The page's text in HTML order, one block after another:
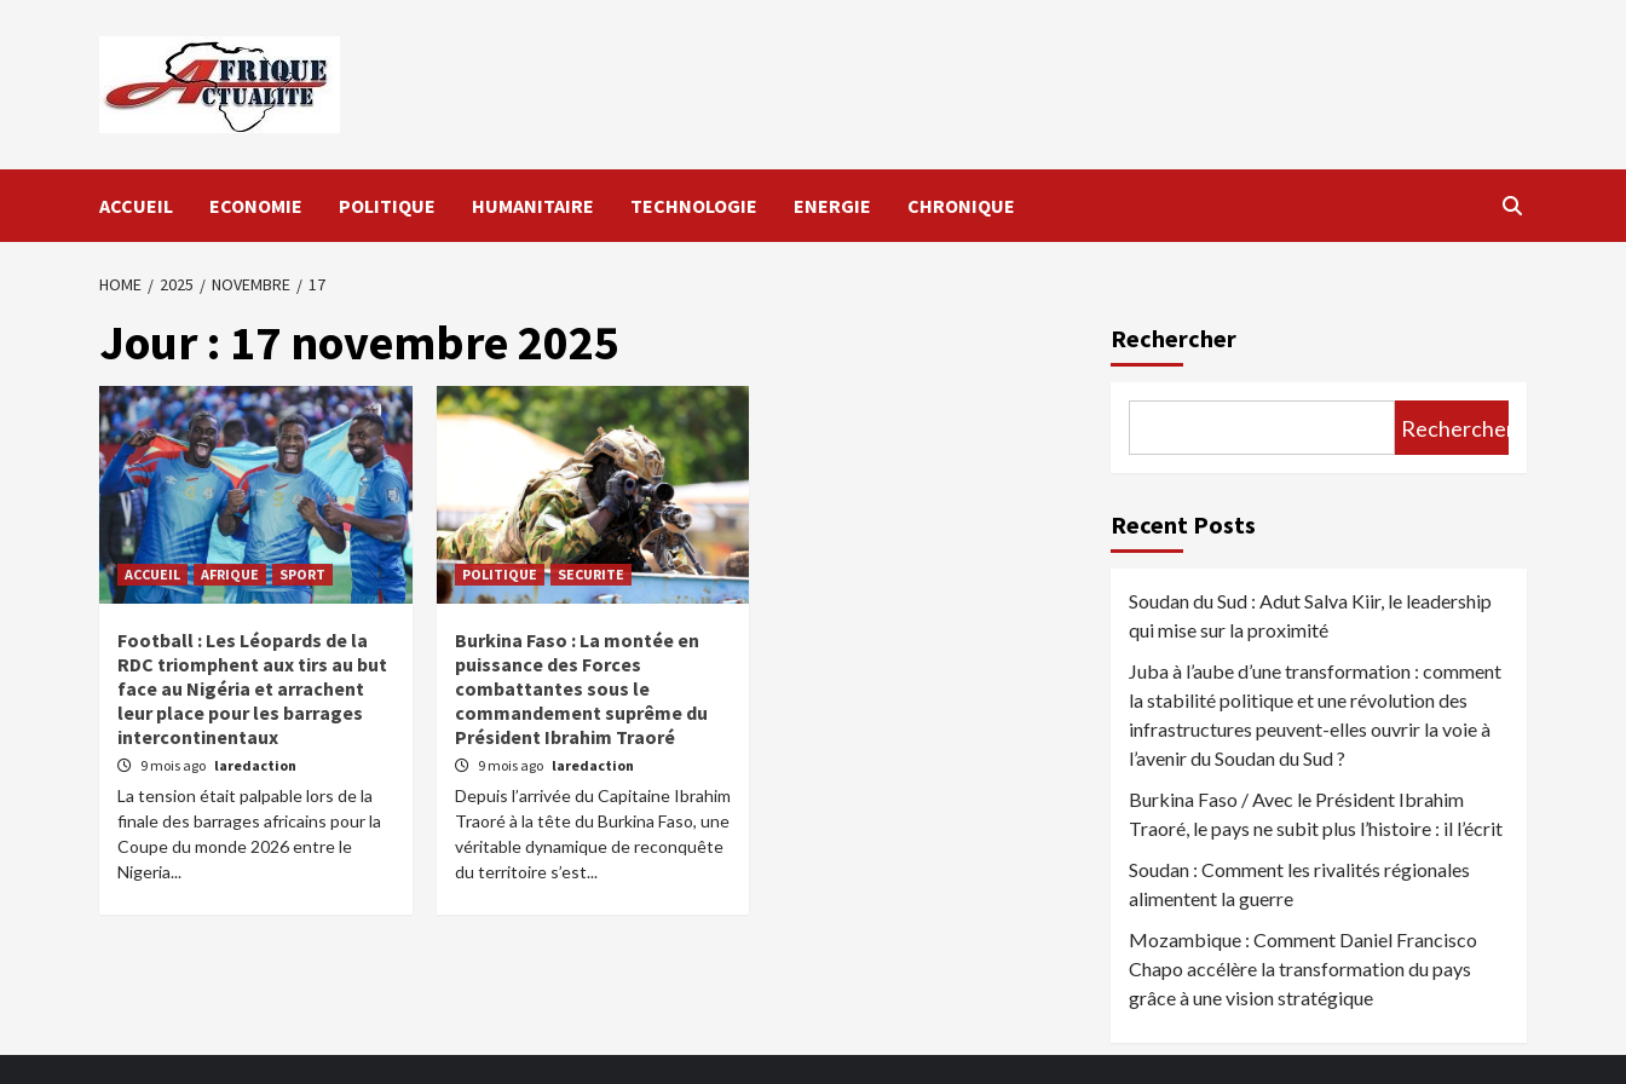
ACCUEIL ECONOMIE POLITIQUE HUMANITAIRE TECHNOLOGIE ENERGIE CHRONIQUE
HOME 2025 NOVEMBRE 17
Jour : 17 novembre 2025
ACCUEIL AFRIQUE SPORT
Football : Les Léopards de la
RDC triomphent aux tirs au but
face au Nigéria et arrachent
leur place pour les barrages
intercontinentaux
9 mois ago laredaction
La tension était palpable lors de la
finale des barrages africains pour la
Coupe du monde 2026 entre le
Nigeria...
POLITIQUE SECURITE
Burkina Faso : La montée en
puissance des Forces
combattantes sous le
commandement suprême du
Président Ibrahim Traoré
9 mois ago laredaction
Depuis l’arrivée du Capitaine Ibrahim
Traoré à la tête du Burkina Faso, une
véritable dynamique de reconquête
du territoire s’est...
Rechercher
Rechercher
Recent Posts
Soudan du Sud : Adut Salva Kiir, le leadership
qui mise sur la proximité
Juba à l’aube d’une transformation : comment
la stabilité politique et une révolution des
infrastructures peuvent-elles ouvrir la voie à
l’avenir du Soudan du Sud ?
Burkina Faso / Avec le Président Ibrahim
Traoré, le pays ne subit plus l’histoire : il l’écrit
Soudan : Comment les rivalités régionales
alimentent la guerre
Mozambique : Comment Daniel Francisco
Chapo accélère la transformation du pays
grâce à une vision stratégique